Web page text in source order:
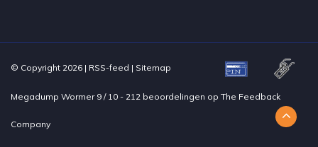
© Copyright 2026 | RSS-feed | Sitemap
Megadump Wormer 9 / 10 - 212 beoordelingen op The Feedback
Company